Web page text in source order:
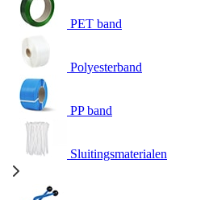
PET band
Polyesterband
PP band
Sluitingsmaterialen